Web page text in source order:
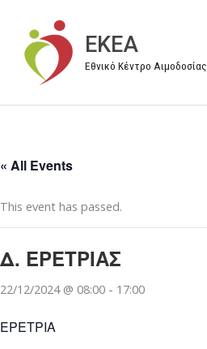
περιεχόμενο
EKEA
Εθνικό Κέντρο Αιμοδοσίας
« All Events
This event has passed.
Δ. ΕΡΕΤΡΙΑΣ
22/12/2024 @ 08:00 - 17:00
ΕΡΕΤΡΙΑ